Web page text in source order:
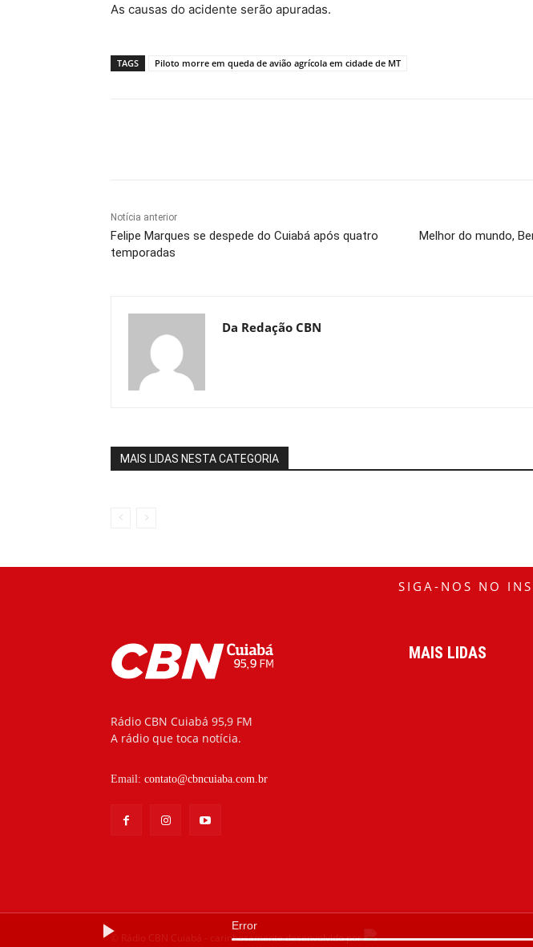
As causas do acidente serão apuradas.
TAGS Piloto morre em queda de avião agrícola em cidade de MT
Notícia anterior
Felipe Marques se despede do Cuiabá após quatro
temporadas
Melhor do mundo,
Da Redação CBN
MAIS LIDAS NESTA CATEGORIA
Error
SIGA-NOS NO
Rádio CBN Cuiabá 95,9 FM
A rádio que toca notícia.
Email: contato@cbncuiaba.com.br
MAIS LIDAS
© Rádio CBN Cuiabá - carinhosamente desenvolvido por